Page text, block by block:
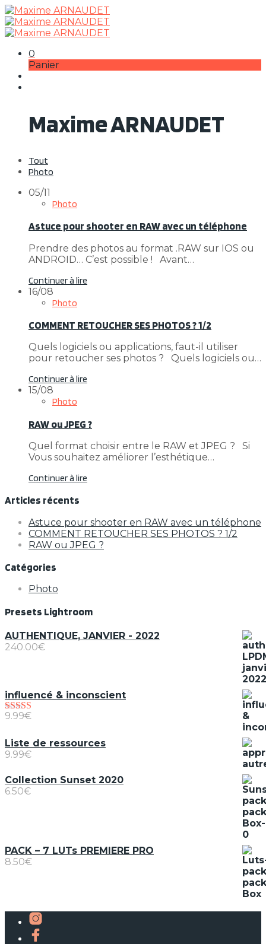
0
Panier
Maxime ARNAUDET
Tout
Photo
05/11
Photo
Astuce pour shooter en RAW avec un téléphone
Prendre des photos au format .RAW sur IOS ou
ANDROID… C’est possible ! Avant…
Continuer à lire
16/08
Photo
COMMENT RETOUCHER SES PHOTOS ? 1/2
Quels logiciels ou applications, faut-il utiliser
pour retoucher ses photos ? Quels logiciels ou…
Continuer à lire
15/08
Photo
RAW ou JPEG ?
Quel format choisir entre le RAW et JPEG ? Si
Vous souhaitez améliorer l’esthétique…
Continuer à lire
Articles récents
Astuce pour shooter en RAW avec un téléphone
COMMENT RETOUCHER SES PHOTOS ? 1/2
RAW ou JPEG ?
Catégories
Photo
Presets Lightroom
AUTHENTIQUE, JANVIER - 2022
240.00€
influencé & inconscient
Note5.00
9.99€
Liste de ressources
9.99€
Collection Sunset 2020
6.50€
PACK – 7 LUTs PREMIERE PRO
8.50€